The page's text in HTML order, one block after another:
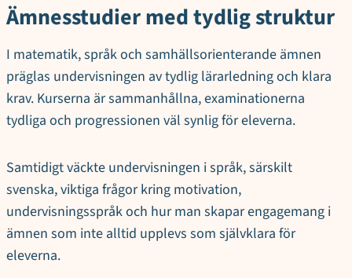
Ämnesstudier med tydlig struktur
I matematik, språk och samhällsorienterande ämnen
präglas undervisningen av tydlig lärarledning och klara
krav. Kurserna är sammanhållna, examinationerna
tydliga och progressionen väl synlig för eleverna.
Samtidigt väckte undervisningen i språk, särskilt
svenska, viktiga frågor kring motivation,
undervisningsspråk och hur man skapar engagemang i
ämnen som inte alltid upplevs som självklara för
eleverna.